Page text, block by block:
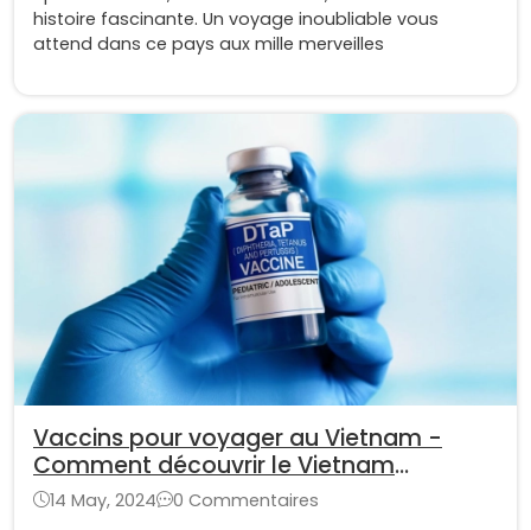
histoire fascinante. Un voyage inoubliable vous
attend dans ce pays aux mille merveilles
Vaccins pour voyager au Vietnam -
Comment découvrir le Vietnam
surement ?
14 May, 2024
0 Commentaires